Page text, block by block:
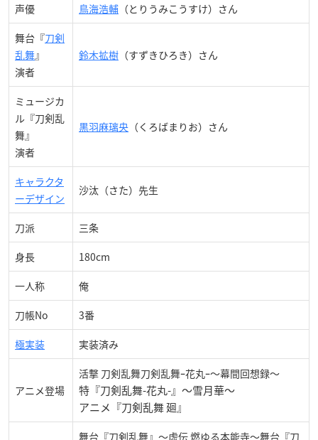
声優 鳥海浩輔 （とりうみこうすけ）さん
舞台『刀剣
乱舞』
演者
鈴木拡樹 （すずきひろき）さん
ミュージカ
ル『刀剣乱
舞』
演者
黒羽麻璃央 （くろばまりお）さん
キャラクタ
ーデザイン
沙汰（さた）先生
刀派 三条
身長 180cm
一人称 俺
刀帳No 3番
極実装 実装済み
アニメ登場
活撃 刀剣乱舞刀剣乱舞ｰ花丸ｰ～幕間回想録～
特『刀剣乱舞-花丸-』〜雪月華〜
アニメ『刀剣乱舞 廻』
舞台『刀剣乱舞』〜虚伝 燃ゆる本能寺〜舞台『刀